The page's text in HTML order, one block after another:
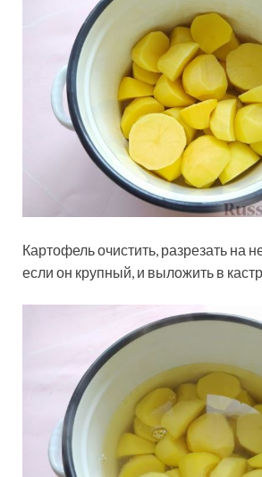
Картофель очистить, разрезать на
если он крупный, и выложить в